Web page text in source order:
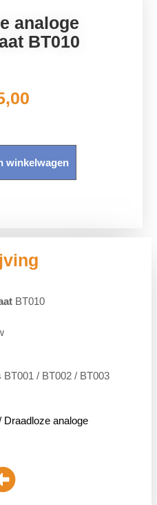
analoge
BT010
winkelwagen
BT010
/ BT002 / BT003
Draadloze analoge